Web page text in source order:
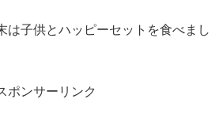
は子供とハッピーセットを食べまし
ポンサーリンク